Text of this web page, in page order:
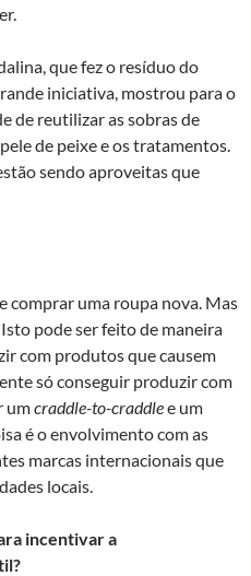
que fez o resíduo do
iniciativa, mostrou para o
de reutilizar as sobras de
de peixe e os tratamentos.
sendo aproveitas que
comprar uma roupa nova. Mas
pode ser feito de maneira
com produtos que causem
só conseguir produzir com
umcraddle-to-craddlee um
é o envolvimento com as
marcas internacionais que
locais.
incentivar a